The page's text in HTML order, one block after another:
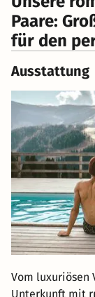
Paare:
für den
Ausstattung
Vom luxuriösen
Unterkunft mit